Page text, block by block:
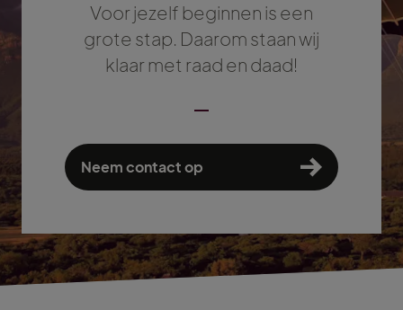
Voor jezelf beginnen is een
grote stap. Daarom staan wij
klaar met raad en daad!
Neem contact op